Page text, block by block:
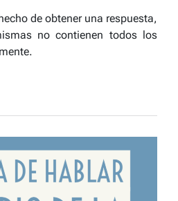
de obtener una respuesta,
no contienen todos los